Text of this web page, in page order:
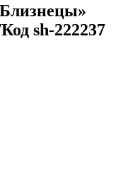
sh-222237